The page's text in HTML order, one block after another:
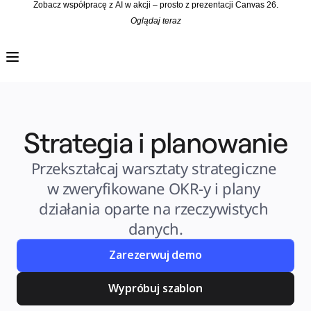
Zobacz współpracę z AI w akcji – prosto z prezentacji Canvas 26.
Oglądaj teraz
Łączniki
Serwer MCP
Odkryj AI Playbooks
Serwer MCP
Plany projektów
Integracje
Bezpieczeństwo
Enterprise Guard
Platforma dla deweloperów
Aplikacje do pobrania
Tablica
Diagramy
Kanban
Dokumenty
Slajdy
Strategia i planowanie
Przekształcaj warsztaty strategiczne
w zweryfikowane OKR-y i plany
działania oparte na rzeczywistych
danych.
Zarezerwuj demo
Wypróbuj szablon